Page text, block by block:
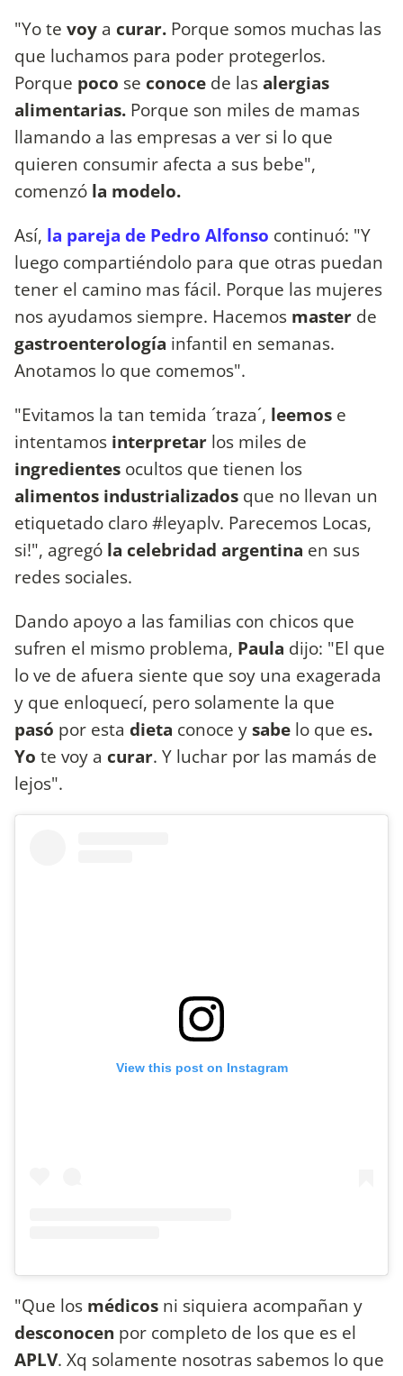
"Yo te voy a curar. Porque somos muchas las
que luchamos para poder protegerlos.
Porque poco se conoce de lasalergias
alimentarias. Porque son miles de mamas
llamando a las empresas a ver si lo que
quieren consumir afecta a sus bebe",
comenzó la modelo.
Así, la pareja de Pedro Alfonso continuó: "Y
luego compartiéndolo para que otras puedan
tener el camino mas fácil. Porque las mujeres
nos ayudamos siempre. Hacemos master de
gastroenterología infantil en semanas.
Anotamos lo que comemos".
"Evitamos la tan temida ´traza´, leemos e
intentamos interpretar los miles de
ingredientes ocultos que tienen los
alimentos industrializados que no llevan un
etiquetado claro #leyaplv. Parecemos Locas,
si!", agregó la celebridad argentina en sus
redes sociales.
Dando apoyo a las familias con chicos que
sufren el mismo problema, Paula dijo: "El que
lo ve de afuera siente que soy una exagerada
y que enloquecí, pero solamente la que
pasó por esta dieta conoce ysabe lo que es.
Yo te voy a curar. Y luchar por las mamás de
lejos".
View this post on Instagram
"Que los médicos ni siquiera acompañan y
desconocen por completo de los que es el
APLV. Xq solamente nosotras sabemos lo que